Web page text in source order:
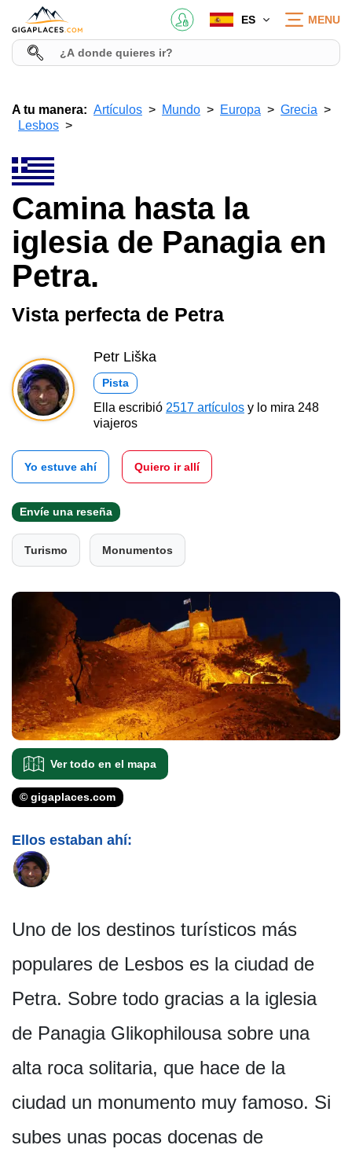
ES MENU
A tu manera: Artículos Mundo Europa
Grecia
Lesbos
Camina hasta la
iglesia de Panagia en
Petra.
Vista perfecta de Petra
Petr Liška
Pista
Ella escribió 2517 artículos y lo mira 248
viajeros
Yo estuve ahí Quiero ir allí
Envíe una reseña
Turismo Monumentos
Ver todo en el mapa
© gigaplaces.com
Ellos estaban ahí:
Uno de los destinos turísticos más
populares de Lesbos es la ciudad de
Petra. Sobre todo gracias a la iglesia
de Panagia Glikophilousa sobre una
alta roca solitaria, que hace de la
ciudad un monumento muy famoso. Si
subes unas pocas docenas de